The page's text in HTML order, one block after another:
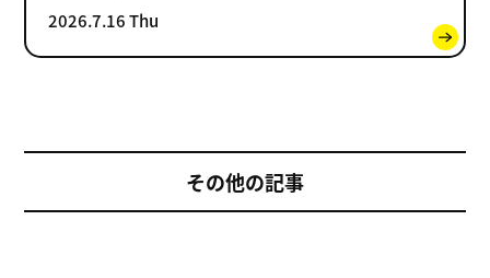
んでいる人も多いと思います。 「行きたい気持ちは
びでは、
2026.7.16 Thu
その他の記事